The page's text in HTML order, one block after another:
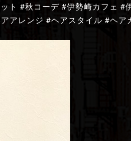
ト #秋コーデ #伊勢崎カフェ #
アレンジ #ヘアスタイル #ヘア